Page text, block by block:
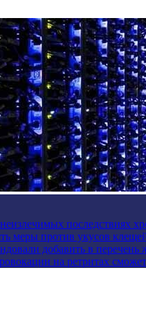
последствиях
меры против укусов
добавить в
на ретритах